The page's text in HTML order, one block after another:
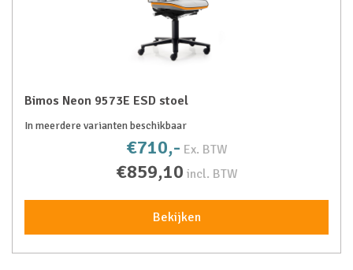
Bimos Neon 9573E ESD stoel
In meerdere varianten beschikbaar
€710,- Ex. BTW
€859,10 incl. BTW
Bekijken